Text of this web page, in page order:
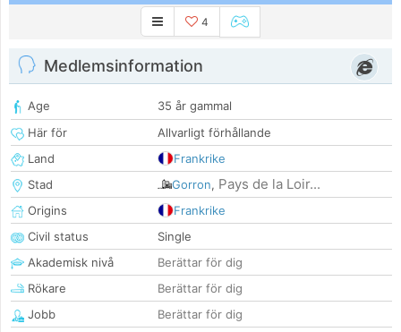
4
Medlemsinformation
Age
35 år gammal
Här för
Allvarligt förhållande
Land
Frankrike
Stad
Gorron, Pays de la Loir...
Origins
Frankrike
Civil status
Single
Akademisk nivå
Berättar för dig
Rökare
Berättar för dig
Jobb
Berättar för dig